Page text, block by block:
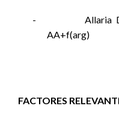
-
Allaria
AA+f(arg)
FACTORES